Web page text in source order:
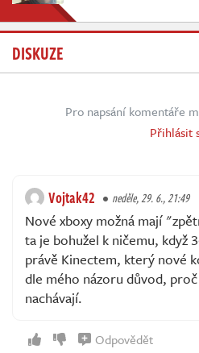
DISKUZE
Pro napsání komentáře
Přihlásit
Vojtak42 neděle, 29. 6., 21:49
Nové xboxy možná mají
ta je bohužel k ničemu, když
právě Kinectem, který nové
dle mého názoru důvod,
nachávají.
Odpovědět